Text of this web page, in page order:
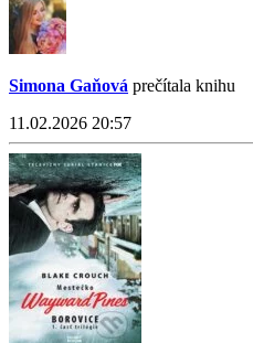
Simona Gaňová prečítala knihu
11.02.2026 20:57